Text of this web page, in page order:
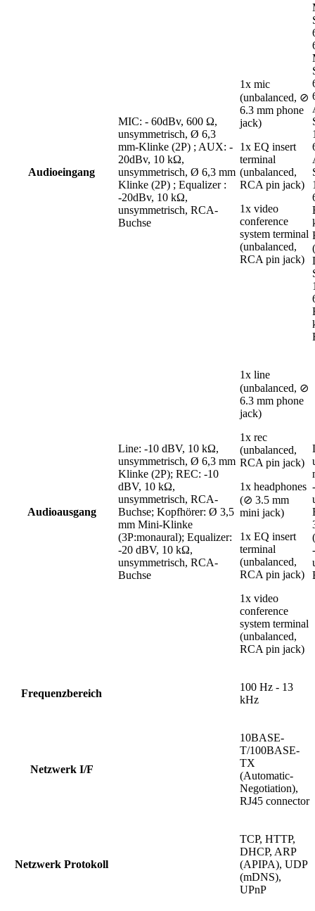
Audioeingang
MIC: - 60dBv, 600 Ω,
unsymmetrisch, Ø 6,3
mm-Klinke (2P) ; AUX: -
20dBv, 10 kΩ,
unsymmetrisch, Ø 6,3 mm
Klinke (2P) ; Equalizer :
-20dBv, 10 kΩ,
unsymmetrisch, RCA-
Buchse
1x mic
(unbalanced, ⊘
6.3 mm phone
jack)
1x EQ insert
terminal
(unbalanced,
RCA pin jack)
1x video
conference
system terminal
(unbalanced,
RCA pin jack)
Audioausgang
Line: -10 dBV, 10 kΩ,
unsymmetrisch, Ø 6,3 mm
Klinke (2P); REC: -10
dBV, 10 kΩ,
unsymmetrisch, RCA-
Buchse; Kopfhörer: Ø 3,5
mm Mini-Klinke
(3P:monaural); Equalizer:
-20 dBV, 10 kΩ,
unsymmetrisch, RCA-
Buchse
1x line
(unbalanced, ⊘
6.3 mm phone
jack)
1x rec
(unbalanced,
RCA pin jack)
1x headphones
(⊘ 3.5 mm
mini jack)
1x EQ insert
terminal
(unbalanced,
RCA pin jack)
1x video
conference
system terminal
(unbalanced,
RCA pin jack)
Frequenzbereich
100 Hz - 13
kHz
Netzwerk I/F
10BASE-
T/100BASE-
TX
(Automatic-
Negotiation),
RJ45 connector
Netzwerk Protokoll
TCP, HTTP,
DHCP, ARP
(APIPA), UDP
(mDNS),
UPnP